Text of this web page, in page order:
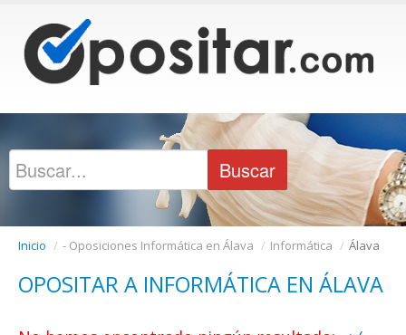
Inicio / - Oposiciones Informática en Álava / Informática / Álava
OPOSITAR A INFORMÁTICA EN ÁLAVA